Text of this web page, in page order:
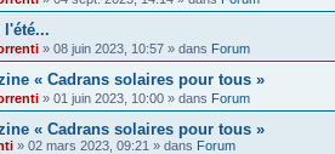
» 08 juin 2023, 10:57 » dans Forum
« Cadrans solaires pour tous »
» 01 juin 2023, 10:00 » dans Forum
« Cadrans solaires pour tous »
» 02 mars 2023, 09:21 » dans Forum